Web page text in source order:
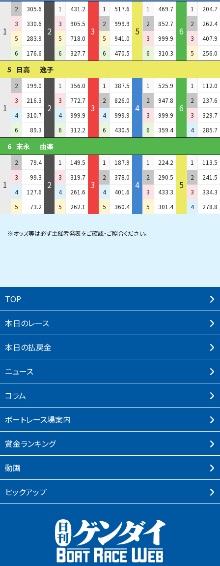
1
2
305.6
3
330.6
5
283.9
6
176.6
2
1
431.2
3
905.5
5
718.0
6
327.7
3
1
517.6
2
999.9
5
941.0
6
470.5
5
1
469.7
2
852.7
3
999.9
6
310.3
6
1
204.7
2
262.4
3
407.9
5
256.0
5 日高 逸子
1
2
199.0
3
216.3
4
310.7
6
89.3
2
1
356.0
3
772.7
4
999.9
6
312.2
3
1
387.5
2
826.0
4
999.9
6
430.5
4
1
525.9
2
947.8
3
999.9
6
359.4
6
1
112.0
2
237.6
3
329.7
4
285.7
6 末永 由楽
1
2
79.4
3
99.3
4
127.6
5
73.2
2
1
149.5
3
319.7
4
261.6
5
262.1
3
1
187.9
2
378.0
4
401.6
5
360.4
4
1
224.2
2
290.5
3
433.3
5
301.4
5
1
113.5
2
241.5
3
334.3
4
278.8
※オッズ等は必ず主催者発表をご確認・ご照合ください。
TOP
本⽇のレース
本⽇の払戻⾦
ニュース
コラム
ボートレース場案内
賞⾦ランキング
動画
ピックアップ